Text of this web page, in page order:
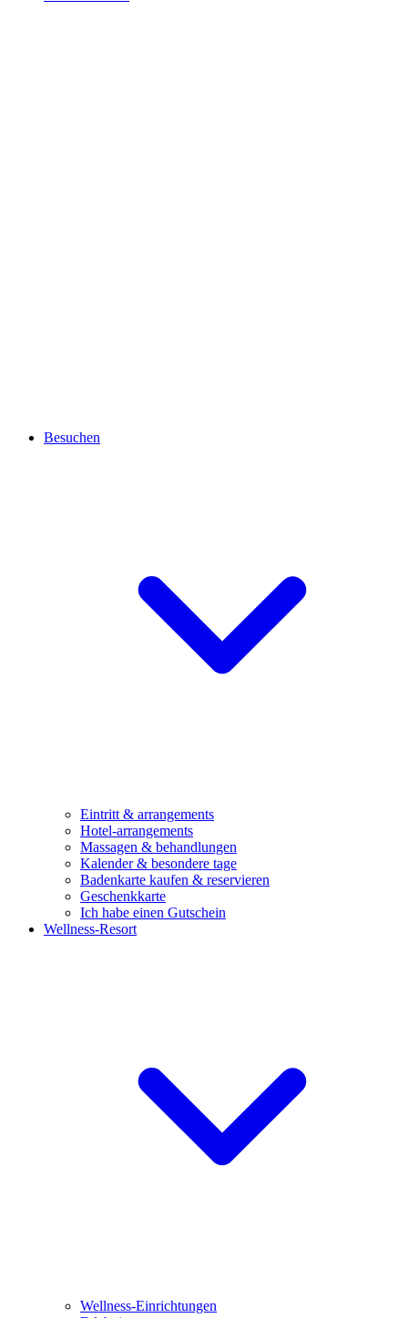
Besuchen
Eintritt & arrangements
Hotel-arrangements
Massagen & behandlungen
Kalender & besondere tage
Badenkarte kaufen & reservieren
Geschenkkarte
Ich habe einen Gutschein
Wellness-Resort
Wellness-Einrichtungen